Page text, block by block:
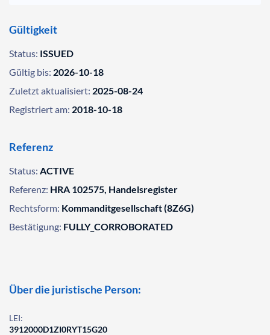
Gültigkeit
Status: ISSUED
Gültig bis: 2026-10-18
Zuletzt aktualisiert: 2025-08-24
Registriert am: 2018-10-18
Referenz
Status: ACTIVE
Referenz: HRA 102575, Handelsregister
Rechtsform: Kommanditgesellschaft (8Z6G)
Bestätigung: FULLY_CORROBORATED
Über die juristische Person:
LEI:
3912000D1ZI0RYT15G20